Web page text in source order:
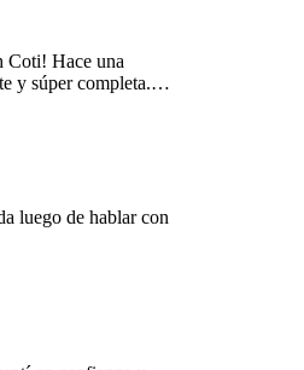
Coti! Hace una
y súper completa.
momento, realmente
luego de hablar con